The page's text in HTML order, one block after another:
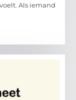
Als iemand